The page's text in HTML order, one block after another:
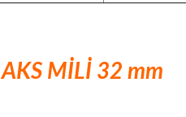
AKS MİLİ 32 mm